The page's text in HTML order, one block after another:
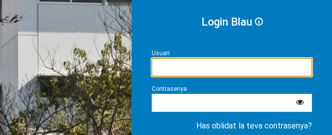
Login Blau
Usuari
Contrasenya
Has oblidat la teva contrasenya?